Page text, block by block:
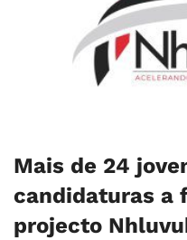
Mais de 24
candidaturas a
projecto